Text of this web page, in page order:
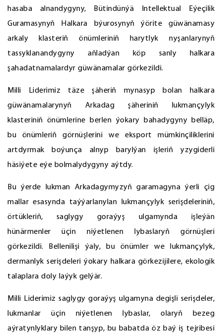
hasaba alnandygyny, Bütindünýä Intellektual Eýeçilik
Guramasynyň Halkara býurosynyň ýörite güwänamasy
arkaly klasteriň önümleriniň harytlyk nyşanlarynyň
tassyklanandygyny aňladýan köp sanly halkara
şahadatnamalardyr güwänamalar görkezildi.
Milli Liderimiz täze şäheriň mynasyp bolan halkara
güwänamalarynyň Arkadag şäheriniň lukmançylyk
klasteriniň önümlerine berlen ýokary bahadygyny belläp,
bu önümleriň görnüşlerini we eksport mümkinçiliklerini
artdyrmak boýunça alnyp barylýan işleriň yzygiderli
häsiýete eýe bolmalydygyny aýtdy.
Bu ýerde lukman Arkadagymyzyň garamagyna ýerli çig
mallar esasynda taýýarlanylan lukmançylyk serişdeleriniň,
örtükleriň, saglygy goraýyş ulgamynda işleýän
hünärmenler üçin niýetlenen lybaslaryň görnüşleri
görkezildi. Bellenilişi ýaly, bu önümler we lukmançylyk,
dermanlyk serişdeleri ýokary halkara görkezijilere, ekologik
talaplara doly laýyk gelýär.
Milli Liderimiz saglygy goraýyş ulgamyna degişli serişdeler,
lukmanlar üçin niýetlenen lybaslar, olaryň bezeg
aýratynlyklary bilen tanşyp, bu babatda öz baý iş tejribesi